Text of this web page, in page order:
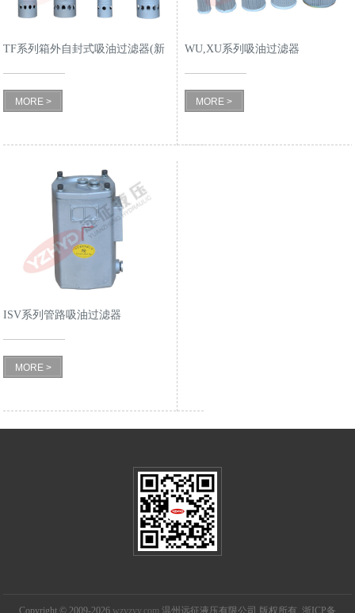
TF系列箱外自封式吸油过滤器(新
型结构代替LXZ系列)
MORE >
WU,XU系列吸油过滤器
MORE >
ISV系列管路吸油过滤器
MORE >